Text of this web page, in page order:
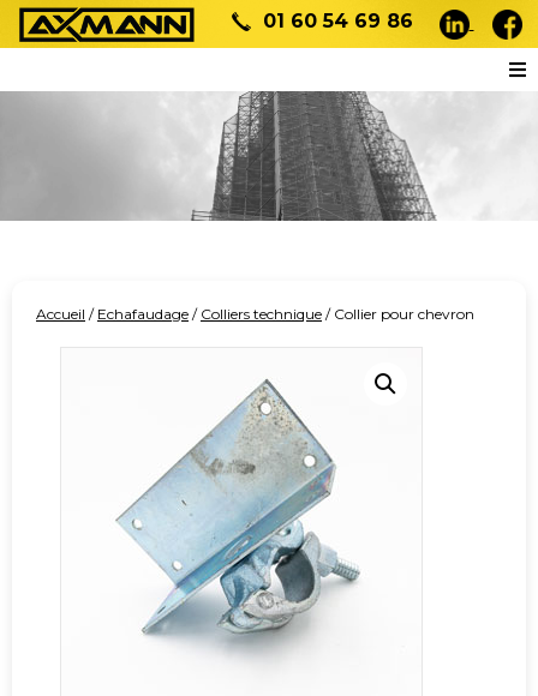
01 60 54 69 86
Accueil / Echafaudage / Colliers technique / Collier pour chevron